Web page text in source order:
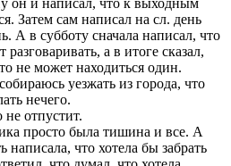
он и написал, что к выходным
Затем сам написал на сл. день
А в субботу сначала написал, что
разговаривать, а в итоге сказал,
не может находиться один.
уезжать из города, что
нечего.
не отпустит.
просто была тишина и все. А
написала, что хотела бы забрать